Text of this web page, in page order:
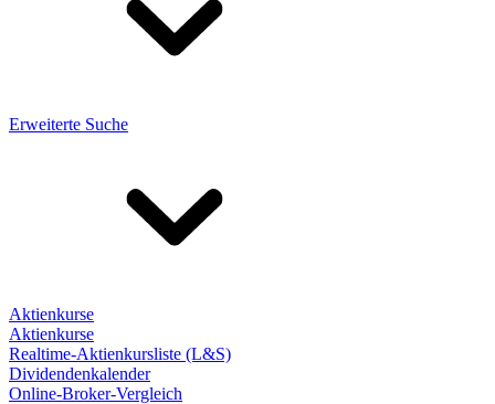
Erweiterte Suche
Aktienkurse
Aktienkurse
Realtime-Aktienkursliste (L&S)
Dividendenkalender
Online-Broker-Vergleich